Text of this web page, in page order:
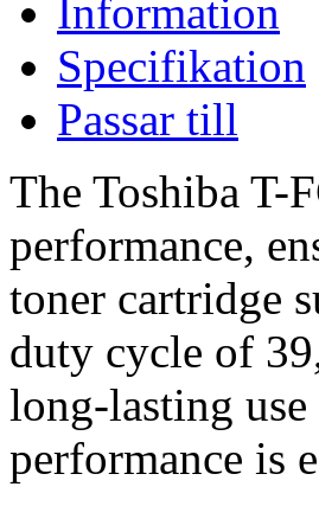
Information
Specifikation
Passar till
The Toshiba T-
performance,
toner cartridge
duty cycle of
long-lasting
performance is